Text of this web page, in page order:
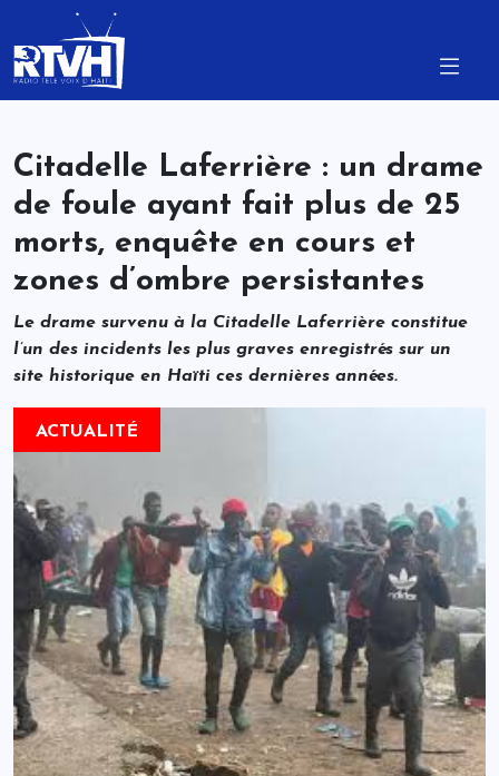
Citadelle Laferrière : un drame
de foule ayant fait plus de 25
morts, enquête en cours et
zones d’ombre persistantes
Le drame survenu à la Citadelle Laferrière constitue
l’un des incidents les plus graves enregistrés sur un
site historique en Haïti ces dernières années.
ACTUALITÉ